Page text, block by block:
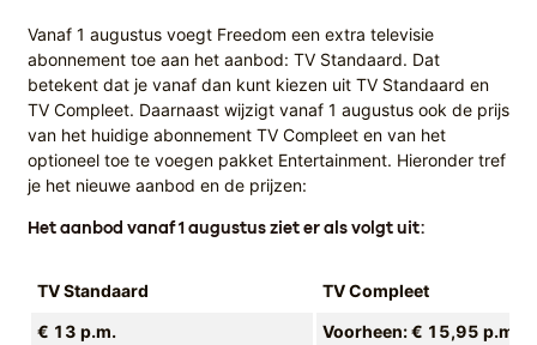
Vanaf 1 augustus voegt Freedom een extra televisie
abonnement toe aan het aanbod: TV Standaard. Dat
betekent dat je vanaf dan kunt kiezen uit TV Standaard en
TV Compleet. Daarnaast wijzigt vanaf 1 augustus ook de prijs
van het huidige abonnement TV Compleet en van het
optioneel toe te voegen pakket Entertainment. Hieronder tref
je het nieuwe aanbod en de prijzen:
Het aanbod vanaf 1 augustus ziet er als volgt uit:
TV Standaard
TV Compleet
€ 13 p.m.
Voorheen: € 15,95 p.m. -